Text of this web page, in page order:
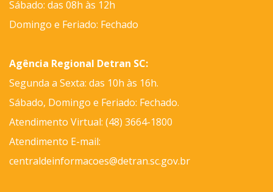
Sábado: das 08h às 12h
Domingo e Feriado: Fechado
Agência Regional Detran SC:
Segunda a Sexta: das 10h às 16h.
Sábado, Domingo e Feriado: Fechado.
Atendimento Virtual: (48) 3664-1800
Atendimento E-mail:
centraldeinformacoes@detran.sc.gov.br